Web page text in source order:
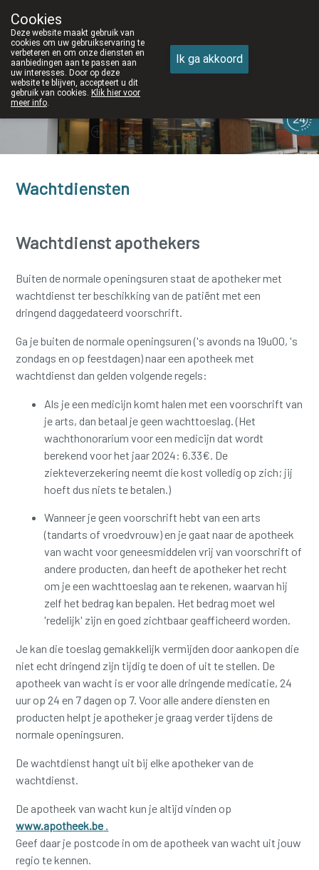
050/82 28 83
Vandaag
Wachtdiensten
Wachtdienst apothekers
Buiten de normale openingsuren staat de apotheker met
wachtdienst ter beschikking van de patiënt met een
dringend daggedateerd voorschrift.
Ga je buiten de normale openingsuren ('s avonds na 19u00, 's
zondags en op feestdagen) naar een apotheek met
wachtdienst dan gelden volgende regels:
Als je een medicijn komt halen met een voorschrift van
je arts, dan betaal je geen wachttoeslag.(Het
wachthonorarium voor een medicijn dat wordt
berekend voor het jaar 2024: 6.33€. De
ziekteverzekering neemt die kost volledig op zich; jij
hoeft dus niets te betalen.)
Wanneer je geen voorschrift hebt van een arts
(tandarts of vroedvrouw) en je gaat naar de apotheek
van wacht voor geneesmiddelen vrij van voorschrift of
andere producten, dan heeft de apotheker het recht
om je een wachttoeslag aan te rekenen, waarvan hij
zelf het bedrag kan bepalen. Het bedrag moet wel
'redelijk' zijn en goed zichtbaar geafficheerd worden.
Je kan die toeslag gemakkelijk vermijden door aankopen die
niet echt dringend zijn tijdig te doen of uit te stellen. De
apotheek van wacht is er voor alle dringende medicatie, 24
uur op 24 en 7 dagen op 7. Voor alle andere diensten en
producten helpt je apotheker je graag verder tijdens de
normale openingsuren.
De wachtdienst hangt uit bij elke apotheker van de
wachtdienst.
De apotheek van wacht kun je altijd vinden op
www.apotheek.be .
Geef daar je postcode in om de apotheek van wacht uit jouw
regio te kennen.
Cookies
Deze website maakt gebruik van
cookies om uw gebruikservaring te
verbeteren en om onze diensten en
aanbiedingen aan te passen aan
uw interesses. Door op deze
website te blijven, accepteert u dit
gebruik van cookies. Klik hier voor
meer info.
Ik ga akkoord